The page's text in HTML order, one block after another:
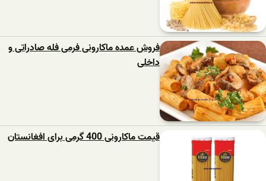
فروش عمده ماکارونی فرمی فله صادراتی و
داخلی
قیمت ماکارونی 400 گرمی برای افغانستان